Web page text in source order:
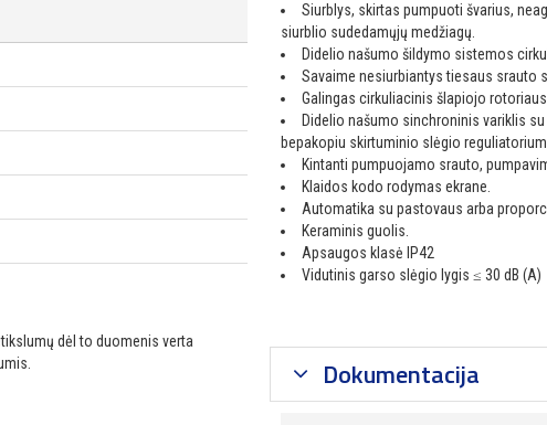
dėl to duomenis verta
Siurblys, skirtas pumpuoti švarius,
siurblio sudedamųjų medžiagų.
Didelio našumo šildymo sistemos
Savaime nesiurbiantys tiesaus srauto
Galingas cirkuliacinis šlapiojo
Didelio našumo sinchroninis variklis
bepakopiu skirtuminio slėgio
Kintanti pumpuojamo srauto,
Klaidos kodo rodymas ekrane.
Automatika su pastovaus arba
Keraminis guolis.
Apsaugos klasė IP42
Vidutinis garso slėgio lygis ≤ 30 dB (A)
Dokumentacija